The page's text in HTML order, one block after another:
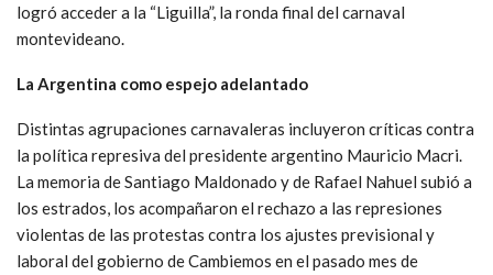
logró acceder a la “Liguilla”, la ronda final del carnaval
montevideano.
La Argentina como espejo adelantado
Distintas agrupaciones carnavaleras incluyeron críticas contra
la política represiva del presidente argentino Mauricio Macri.
La memoria de Santiago Maldonado y de Rafael Nahuel subió a
los estrados, los acompañaron el rechazo a las represiones
violentas de las protestas contra los ajustes previsional y
laboral del gobierno de Cambiemos en el pasado mes de